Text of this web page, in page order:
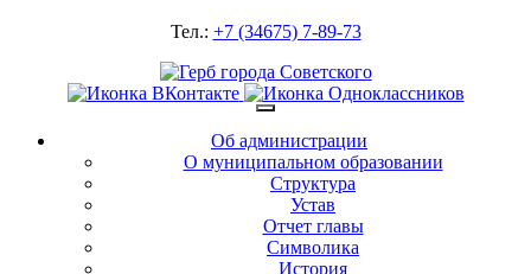
Тел.: +7 (34675) 7-89-73
Об администрации
О муниципальном образовании
Структура
Устав
Отчет главы
Символика
История